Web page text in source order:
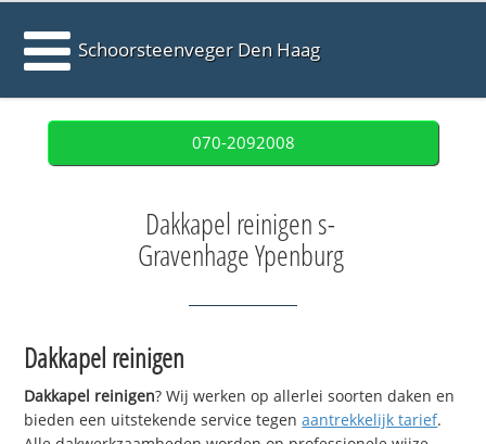
Schoorsteenveger Den Haag
070-2092008
Dakkapel reinigen s-
Gravenhage Ypenburg
Dakkapel reinigen
Dakkapel reinigen? Wij werken op allerlei soorten daken en
bieden een uitstekende service tegenaantrekkelijk tarief.